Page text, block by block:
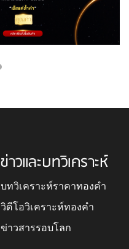
ข่าวและบทวิเคราะห์
บทวิเคราะห์ราคาทองคำ
วิดีโอวิเคราะห์ทองคำ
ข่าวสารรอบโลก